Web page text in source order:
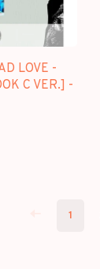
LOVE -
C VER.] -
1